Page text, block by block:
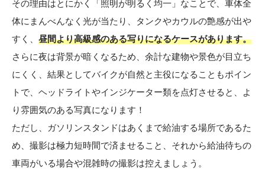
その理由はとにかく「照明が明るく均一」なことで、車体全
体にまんべんなく光が当たり、タンクやカウルの艶感が出や
すく、 昼間より高級感のある写りになるケースがあります。
さらに夜は背景が暗くなるため、余計な建物や景色が目立ち
にくく、結果としてバイクが自然と主役になることもポイン
トで、ヘッドライトやインジケーター類を点灯させると、よ
り雰囲気のある写真になります！
ただし、ガソリンスタンドはあくまで給油する場所であるた
め、撮影は極力短時間で済ませること、それから給油待ちの
車両がいる場合や混雑時の撮影は控えましょう。